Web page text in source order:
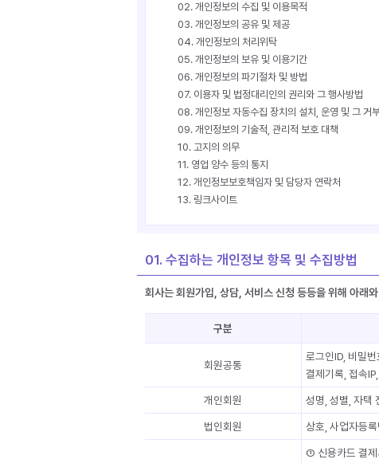
02. 개인정보의 수집 및 이용목적
03. 개인정보의 공유 및 제공
04. 개인정보의 처리위탁
05. 개인정보의 보유 및 이용기간
06. 개인정보의 파기절차 및 방법
07. 이용자 및 법정대리인의 권리와 그 행사방법
08. 개인정보 자동수집 장치의 설치, 운영 및 그 거
09. 개인정보의 기술적, 관리적 보호 대책
10. 고지의 의무
11. 영업 양수 등의 통지
12. 개인정보보호책임자 및 담당자 연락처
13. 링크사이트
01. 수집하는 개인정보 항목 및 수집방법
회사는 회원가입, 상담, 서비스 신청 등등을 위해 아래
구분
회원공통
로그인ID, 비밀
결제기록, 접속
개인회원 성명, 성별, 자택
법인회원 상호, 사업자등
① 신용카드 결제